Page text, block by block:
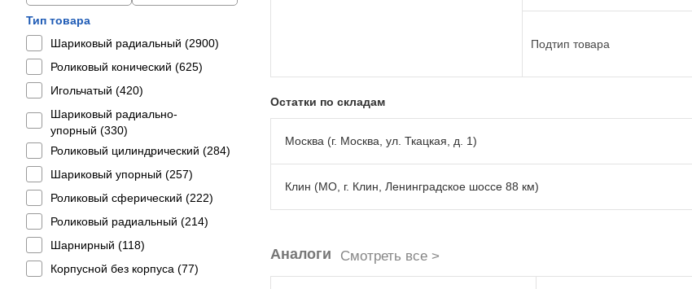
Тип товара
Шариковый радиальный (2900)
Роликовый конический (625)
Игольчатый (420)
Шариковый радиально-
упорный (330)
Роликовый цилиндрический (284)
Шариковый упорный (257)
Роликовый сферический (222)
Роликовый радиальный (214)
Шарнирный (118)
Корпусной без корпуса (77)
Подтип товара
Остатки по складам
Москва (г. Москва, ул. Ткацкая, д. 1)
Клин (МО, г. Клин, Ленинградское шоссе 88 км)
Аналоги Смотреть все >